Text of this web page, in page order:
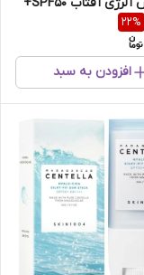
22%
افزودن به سبد